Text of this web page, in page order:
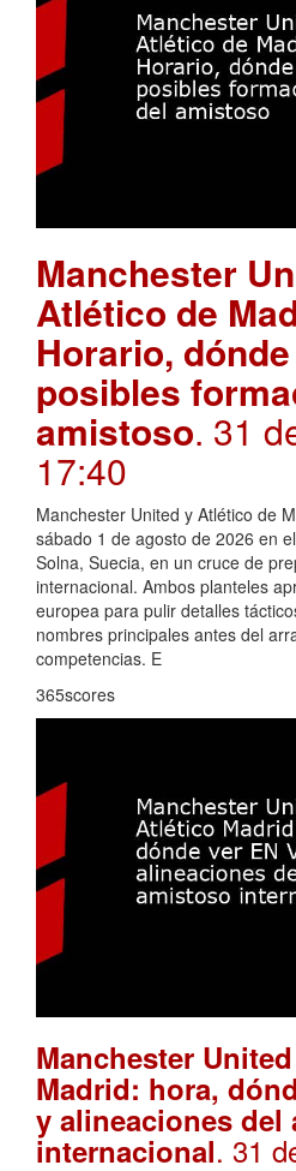
Manchester
Atlético de
Horario,
posibles
amistoso. 31
17:40
Manchester United y Atlético de
sábado 1 de agosto de 2026 en
Solna, Suecia, en un cruce de
internacional. Ambos planteles
europea para pulir detalles
nombres principales antes del
competencias. E
365scores
Manchester
Madrid: hora,
y alineaciones del
internacional. 31